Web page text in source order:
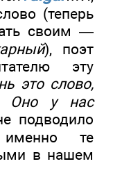
(теперь
своим —
), поэт
эту
это слово,
Оно у нас
подводило
те
в нашем